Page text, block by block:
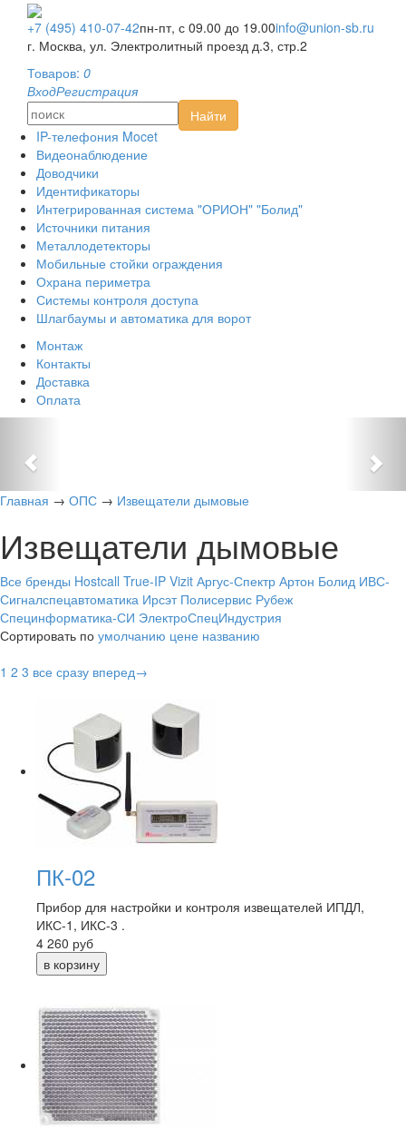
Монтаж
Контакты
Оплата
AHD видеонаблюдение
HD-SDI видеонаблюдение
IP-видеонаблюдение
IP-телефония Mocet
Видеонаблюдение
Доводчики
Идентификаторы
Интегрированная система "ОРИОН" "Болид"
Источники питания
Металлодетекторы
Мобильные стойки ограждения
Охрана периметра
Системы контроля доступа
Шлагбаумы и автоматика для ворот
+7 (495) 410-07-42пн-пт, с 09.00 до 19.00info@union-sb.ru
г. Москва, ул. Электролитный проезд д.3, стр.2
Товаров: 0
ВходРегистрация
Найти
Монтаж
Контакты
Доставка
Оплата
Главная → ОПС → Извещатели дымовые
Извещатели дымовые
Все бренды Hostcall True-IP Vizit Аргус-Спектр Артон Болид ИВС-
Сигналспецавтоматика Ирсэт Полисервис Рубеж
Специнформатика-СИ ЭлектроСпецИндустрия
Сортировать по умолчанию цене названию
1 2 3 все сразу вперед→
ПК-02
Прибор для настройки и контроля извещателей ИПДЛ,
ИКС-1, ИКС-3 .
4 260 руб